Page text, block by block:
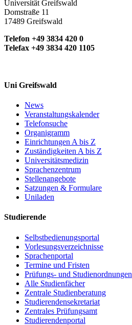
Universität Greifswald
Domstraße 11
17489 Greifswald
Telefon +49 3834 420 0
Telefax +49 3834 420 1105
Uni Greifswald
News
Veranstaltungskalender
Telefonsuche
Organigramm
Einrichtungen A bis Z
Zuständigkeiten A bis Z
Universitätsmedizin
Sprachenzentrum
Stellenangebote
Satzungen & Formulare
Uniladen
Studierende
Selbstbedienungsportal
Vorlesungsverzeichnisse
Sprachenportal
Termine und Fristen
Prüfungs- und Studienordnungen
Alle Studienfächer
Zentrale Studienberatung
Studierendensekretariat
Zentrales Prüfungsamt
Studierendenportal